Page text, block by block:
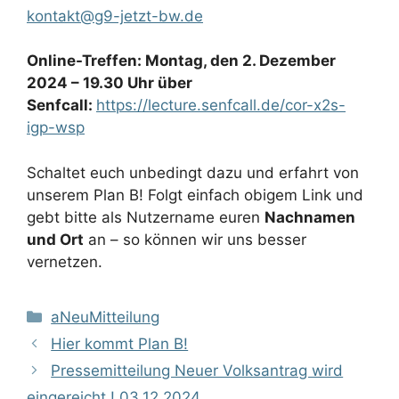
kontakt@g9-jetzt-bw.de
Online-Treffen: Montag, den 2. Dezember
2024 – 19.30 Uhr über
Senfcall: https://lecture.senfcall.de/cor-x2s-
igp-wsp
Schaltet euch unbedingt dazu und erfahrt von
unserem Plan B! Folgt einfach obigem Link und
gebt bitte als Nutzername euren Nachnamen
und Ort an – so können wir uns besser
vernetzen.
Kategorien
aNeuMitteilung
Hier kommt Plan B!
Pressemitteilung Neuer Volksantrag wird